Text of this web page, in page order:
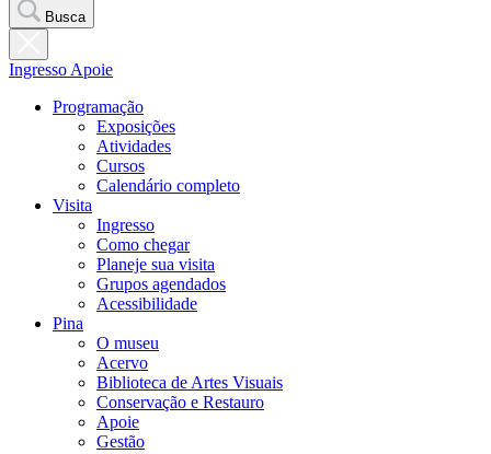
Busca
Ingresso Apoie
Programação
Exposições
Atividades
Cursos
Calendário completo
Visita
Ingresso
Como chegar
Planeje sua visita
Grupos agendados
Acessibilidade
Pina
O museu
Acervo
Biblioteca de Artes Visuais
Conservação e Restauro
Apoie
Gestão